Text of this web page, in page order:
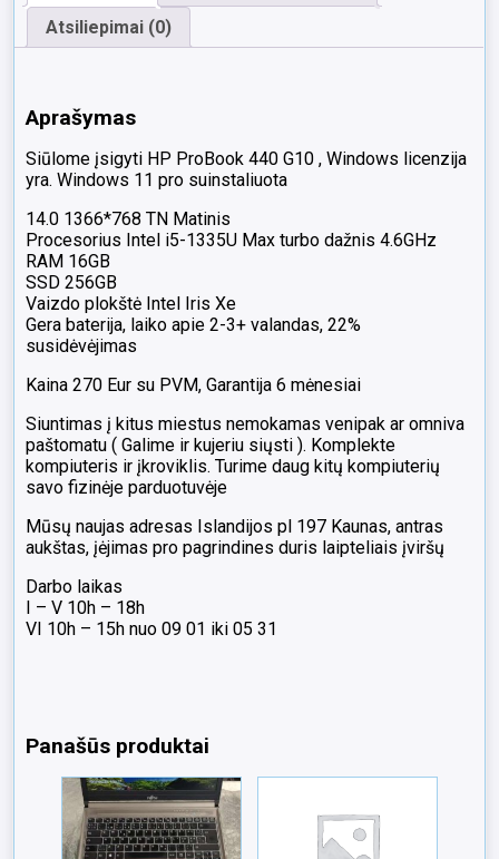
Atsiliepimai (0)
Aprašymas
Siūlome įsigyti HP ProBook 440 G10 , Windows licenzija
yra. Windows 11 pro suinstaliuota
14.0 1366*768 TN Matinis
Procesorius Intel i5-1335U Max turbo dažnis 4.6GHz
RAM 16GB
SSD 256GB
Vaizdo plokštė Intel Iris Xe
Gera baterija, laiko apie 2-3+ valandas, 22%
susidėvėjimas
Kaina 270 Eur su PVM, Garantija 6 mėnesiai
Siuntimas į kitus miestus nemokamas venipak ar omniva
paštomatu ( Galime ir kujeriu siųsti ). Komplekte
kompiuteris ir įkroviklis. Turime daug kitų kompiuterių
savo fizinėje parduotuvėje
Mūsų naujas adresas Islandijos pl 197 Kaunas, antras
aukštas, įėjimas pro pagrindines duris laipteliais įviršų
Darbo laikas
I – V 10h – 18h
VI 10h – 15h nuo 09 01 iki 05 31
Panašūs produktai